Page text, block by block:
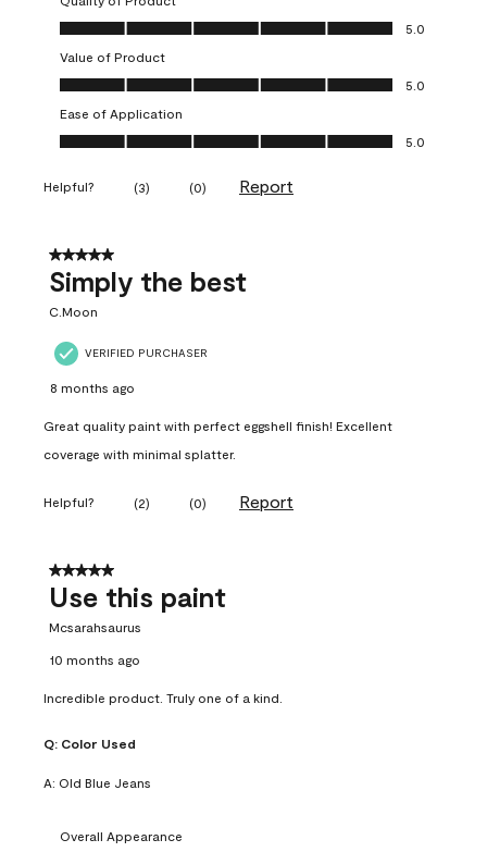
Quality of Product, 5.0 out of 5
5.0
Value of Product
Value of Product, 5.0 out of 5
5.0
Ease of Application
Ease of Application, 5.0 out of 5
5.0
Helpful? (3) (0) Report
5 out of 5 stars.
Simply the best
C.Moon
VERIFIED PURCHASER
8 months ago
Great quality paint with perfect eggshell finish! Excellent
coverage with minimal splatter.
Helpful? (2) (0) Report
5 out of 5 stars.
Use this paint
Mcsarahsaurus
10 months ago
Incredible product. Truly one of a kind.
Q: Color Used
A: Old Blue Jeans
Overall Appearance